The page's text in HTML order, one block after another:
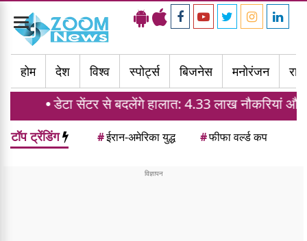
Toggle
navigation
होम
देश विश्व स्पोर्ट्स बिजनेस मनोरंजन
से बदलेंगे हालात: 4.33 लाख नौकरियां और घरों की मांग में
टॉप ट्रेंडिंग #ईरान-अमेरिका युद्ध #फीफा वर्ल्ड कप